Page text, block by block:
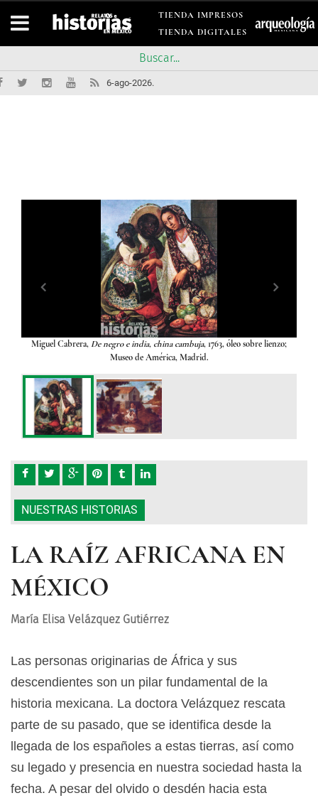
TIENDA IMPRESOS
TIENDA DIGITALES
6-ago-2026.
Miguel Cabrera,De negro e india, china cambuja, 1763, óleo sobre lienzo;
Museo de América, Madrid.
NUESTRAS HISTORIAS
LA RAÍZ AFRICANA EN
MÉXICO
María Elisa Velázquez Gutiérrez
Las personas originarias de África y sus
descendientes son un pilar fundamental de la
historia mexicana. La doctora Velázquez rescata
parte de su pasado, que se identifica desde la
llegada de los españoles a estas tierras, así como
su legado y presencia en nuestra sociedad hasta la
fecha. A pesar del olvido o desdén hacia esta